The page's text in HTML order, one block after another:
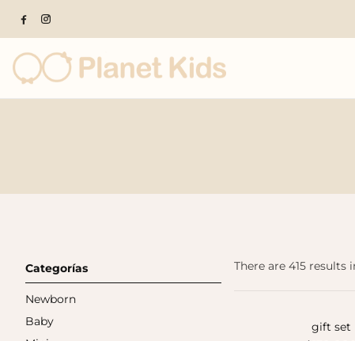
Categorías
Newborn
Baby
There are 415 results
gift set